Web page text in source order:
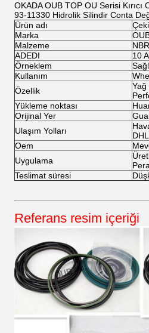
OKADA OUB TOP OU Serisi
93-11330 Hidrolik Silindir Conta
Ürün adı
Marka
Malzeme
NBR
ADEDI
10
Örneklem
Kullanım
Özellik
Yağ
Yükleme noktası
Orijinal Yer
Ulaşım Yolları
Oem
Uygulama
Teslimat süresi
Referans resim içeriği